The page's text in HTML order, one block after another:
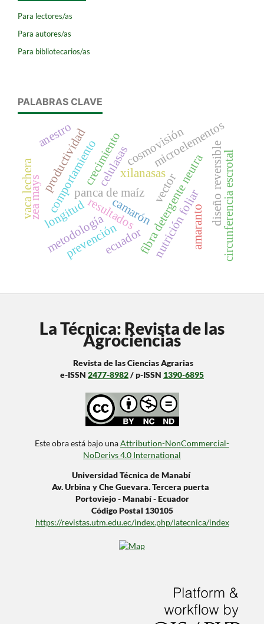
Para lectores/as
Para autores/as
Para bibliotecarios/as
PALABRAS CLAVE
comportamientoresultados
vector
metodología
panca de maízfibra detergente neutra
celulasasxilanasas
nutrición foliar
microelementos
productividad
zea mays
amaranto
camarón
crecimientocosmovisión
longitud diseño reversible
prevenciónecuador circunferencia escrotal
anestro
vaca lechera
La Técnica: Revista de las
Agrociencias
Revista de las Ciencias Agrarias
e-ISSN 2477-8982/ p-ISSN 1390-6895
Este obra está bajo unaAttribution-NonCommercial-
NoDerivs 4.0 International
Universidad Técnica de Manabí
Av. Urbina y Che Guevara. Tercera puerta
Portoviejo - Manabí - Ecuador
Código Postal 130105
https://revistas.utm.edu.ec/index.php/latecnica/index